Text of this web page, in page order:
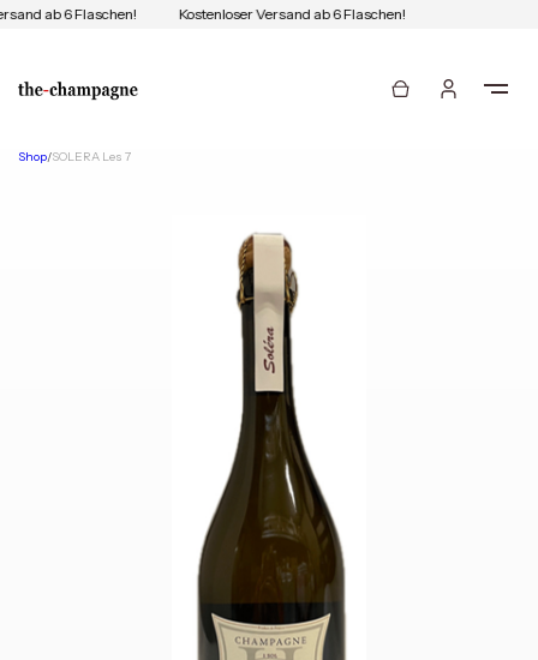
ab 6 Flaschen! Kostenloser Versand ab 6 Flaschen!
Shop/SOLERA Les 7